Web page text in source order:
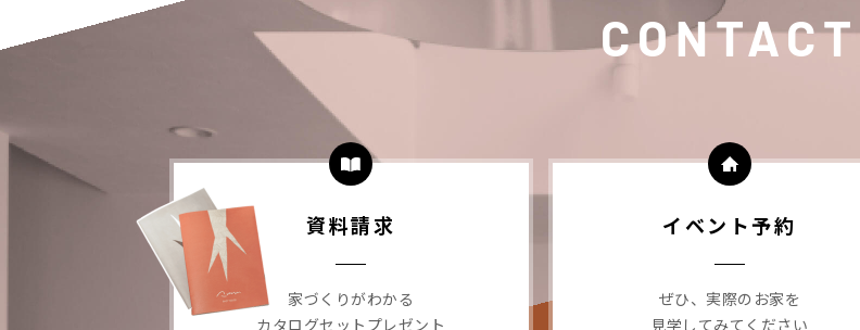
CONTACT
資料請求
家づくりがわかる
カタログセットプレゼント
イベント予約
ぜひ、実際のお家を
見学してみてください